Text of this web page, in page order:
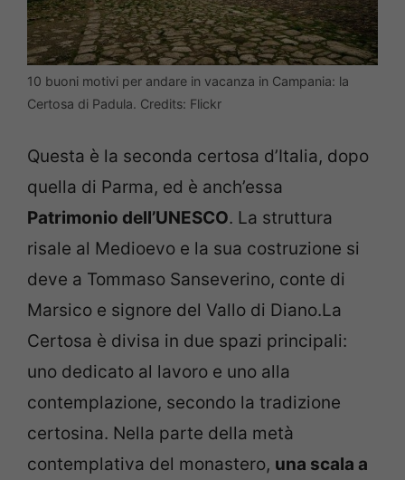
10 buoni motivi per andare in vacanza in Campania: la
Certosa di Padula. Credits: Flickr
Questa è la seconda certosa d’Italia, dopo
quella di Parma, ed è anch’essa
Patrimonio dell’UNESCO. La struttura
risale al Medioevo e la sua costruzione si
deve a Tommaso Sanseverino, conte di
Marsico e signore del Vallo di Diano.La
Certosa è divisa in due spazi principali:
uno dedicato al lavoro e uno alla
contemplazione, secondo la tradizione
certosina. Nella parte della metà
contemplativa del monastero, una scala a